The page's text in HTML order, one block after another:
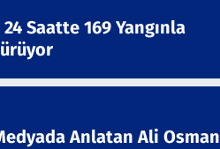
Saatte 169 Yangınla
Anlatan Ali Osman